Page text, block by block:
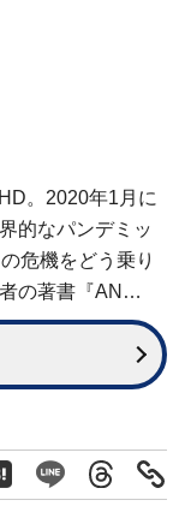
。2020年1月に
的なパンデミッ
危機をどう乗り
の著書『AN…